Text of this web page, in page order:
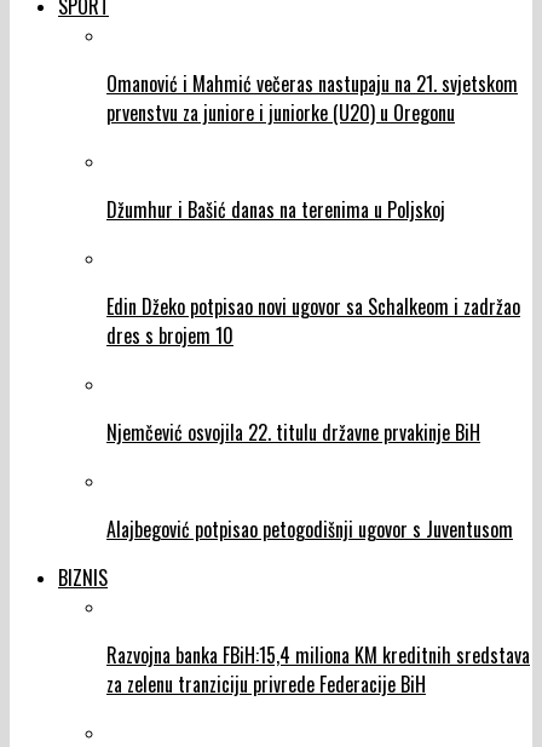
SPORT
Omanović i Mahmić večeras nastupaju na 21. svjetskom
prvenstvu za juniore i juniorke (U20) u Oregonu
Džumhur i Bašić danas na terenima u Poljskoj
Edin Džeko potpisao novi ugovor sa Schalkeom i zadržao
dres s brojem 10
Njemčević osvojila 22. titulu državne prvakinje BiH
Alajbegović potpisao petogodišnji ugovor s Juventusom
BIZNIS
Razvojna banka FBiH:15,4 miliona KM kreditnih sredstava
za zelenu tranziciju privrede Federacije BiH